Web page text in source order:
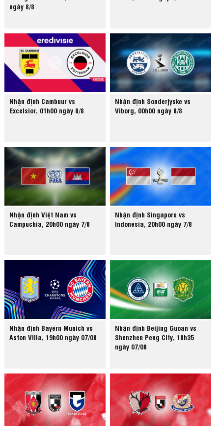
ngày 8/8
Nhận định Cambuur vs
Excelsior, 01h00 ngày 8/8
Nhận định Sonderjyske vs
Viborg, 00h00 ngày 8/8
Nhận định Việt Nam vs
Campuchia, 20h00 ngày 7/8
Nhận định Singapore vs
Indonesia, 20h00 ngày 7/8
Nhận định Bayern Munich vs
Aston Villa, 19h00 ngày 07/08
Nhận định Beijing Guoan vs
Shenzhen Peng City, 18h35
ngày 07/08